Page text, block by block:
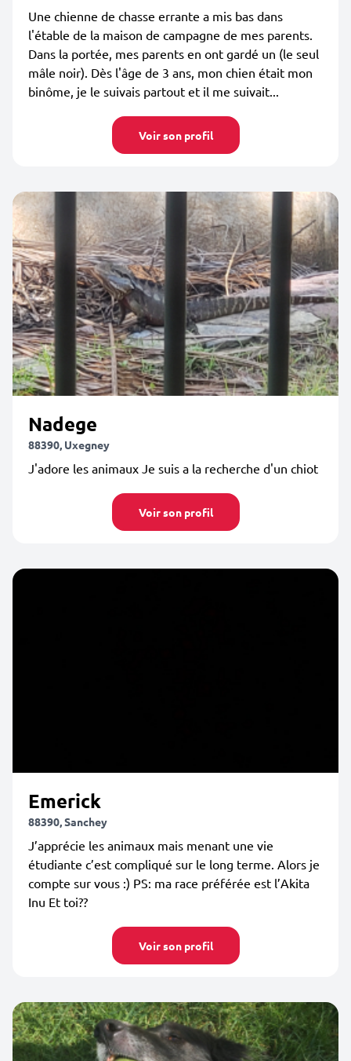
Une chienne de chasse errante a mis bas dans
l'étable de la maison de campagne de mes parents.
Dans la portée, mes parents en ont gardé un (le seul
mâle noir). Dès l'âge de 3 ans, mon chien était mon
binôme, je le suivais partout et il me suivait...
Voir son profil
Nadege
88390, Uxegney
J'adore les animaux Je suis a la recherche d'un chiot
Voir son profil
Emerick
88390, Sanchey
J’apprécie les animaux mais menant une vie
étudiante c’est compliqué sur le long terme. Alors je
compte sur vous :) PS: ma race préférée est l’Akita
Inu Et toi??
Voir son profil